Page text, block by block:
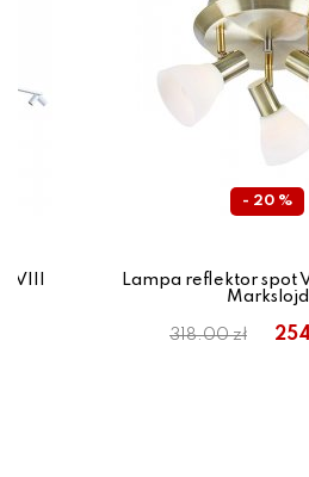
VIII
- 20 %
Lampa reflektor spot
Markslojd
318.00 zł